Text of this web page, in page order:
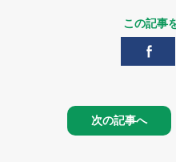
この記事
次の記事へ